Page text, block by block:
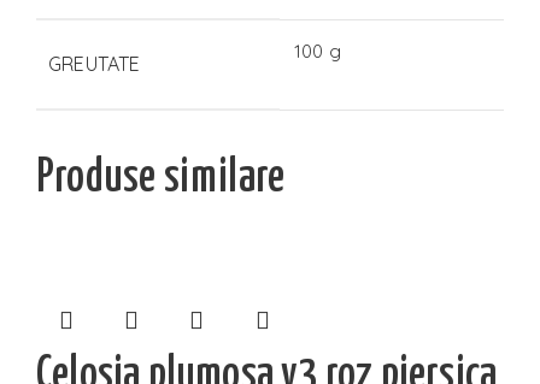
GREUTATE
100 g
Produse similare